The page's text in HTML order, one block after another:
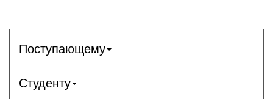
Поступающему
Студенту